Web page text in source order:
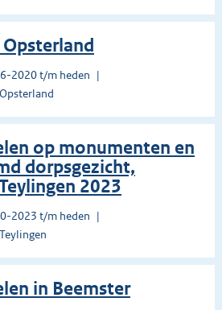
2020 t/m heden
op monumenten en
dorpsgezicht,
2023
2023 t/m heden
in Beemster